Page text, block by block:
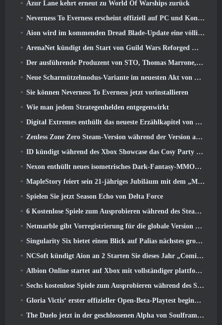
Azur Lane kehrt erneut zu World Of Warships zurück
Neverness To Everness erscheint offiziell auf PC und Konsolen
Aion wird im kommenden Dread Blade-Update eine völlig neue Klasse erhalten
ArenaNet kündigt den Start von Guild Wars Reforged Mobile an
Der ausführende Produzent von STO, Thomas Marrone, und der Creative Director von Neverwinter, Randy Mosiondz, diskutieren über die Spiele und die Zukunft von Cryptic
Neue Scharmützelmodus-Variante im neuesten Akt von Valorant eingeführt
Sie können Neverness To Everness jetzt vorinstallieren
Wie man jedem Strategenhelden entgegenwirkt
Digital Extremes enthüllt das neueste Erzählkapitel von Warframe mit neuen Anime-Shorts
Zenless Zone Zero Steam-Version während der Version angekündigt 2.8 Sonderprogramm
ID kündigt während des Xbox Showcase das Cosy Party Platformer-Spiel Totopia an, Startet Beta-Rekrutierung
Nexon enthüllt neues isometrisches Dark-Fantasy-MMORPG, Glut der Ungekrönten
MapleStory feiert sein 21-jähriges Jubiläum mit dem „Maple University Event“
Spielen Sie jetzt Season Echo von Delta Force
6 Kostenlose Spiele zum Ausprobieren während des Steam Medieval Fest
Netmarble gibt Vorregistrierung für die globale Version des Sci-Fi-MMORPG RF Online Next bekannt
Singularity Six bietet einen Blick auf Palias nächstes großes Update The Royal Highlands
NCSoft kündigt Aion an 2 Starten Sie dieses Jahr „Coming West“.
Albion Online startet auf Xbox mit vollständiger plattformübergreifender Wiedergabe
Sechs kostenlose Spiele zum Ausprobieren während des Steam Medieval Fest
Gloria Victis‘ erster offizieller Open-Beta-Playtest beginnt heute
The Duelo jetzt in der geschlossenen Alpha von Soulframe verfügbar